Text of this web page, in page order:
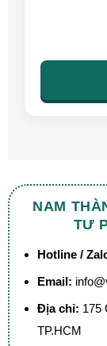
NAM
TƯ
Hotline /
Email:
Địa chỉ: 175
TP.HCM